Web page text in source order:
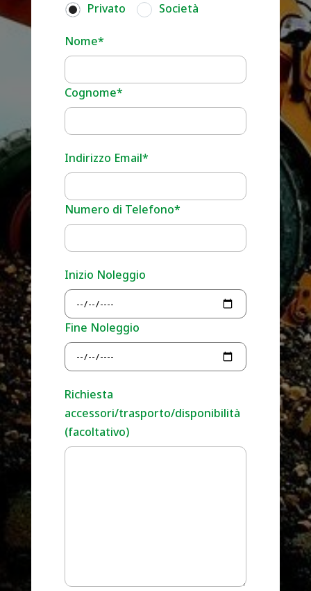
Privato Società
Nome*
Cognome*
Indirizzo Email*
Numero di Telefono*
Inizio Noleggio
Fine Noleggio
Richiesta
accessori/trasporto/disponibilità
(facoltativo)